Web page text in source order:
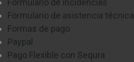
Formulario de asistencia técnica
Formas de pago
Paypal
Pago Flexible con Sequra